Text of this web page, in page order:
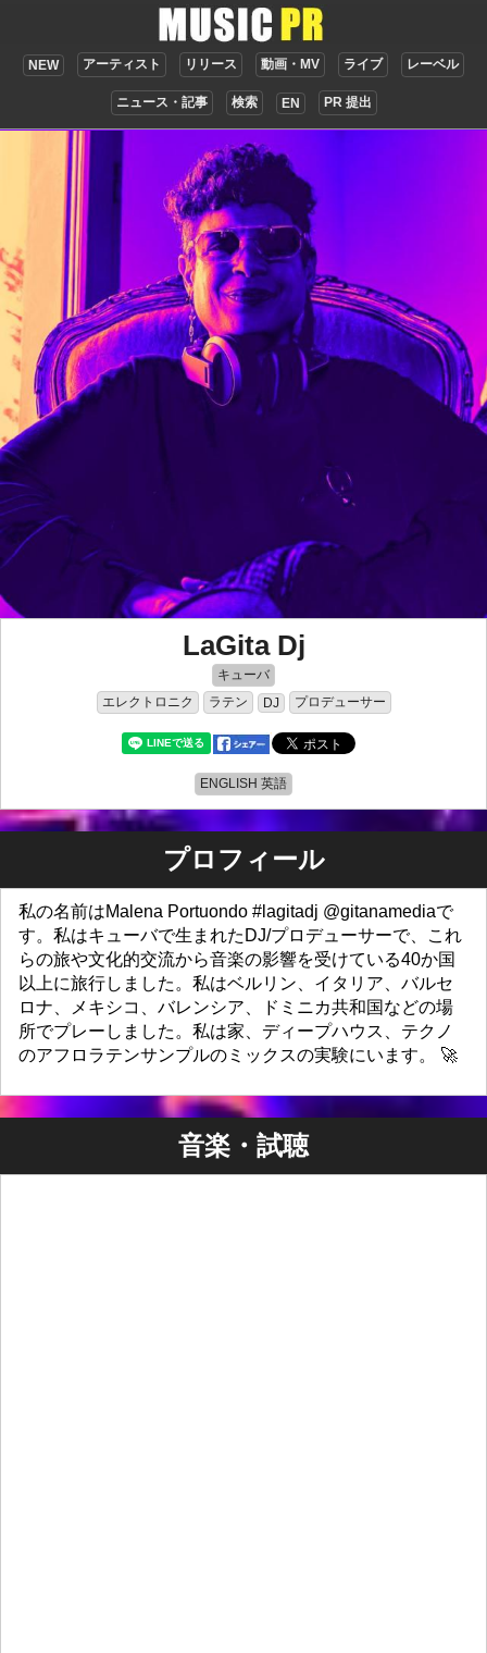
NEW アーティスト リリース 動画・MV ライブ レーベル
ニュース・記事 検索 EN PR 提出
LaGita Dj
キューバ
エレクトロニク
ラテン DJ プロデューサー
ENGLISH 英語
プロフィール
私の名前はMalena Portuondo #lagitadj @gitanamediaで
す。私はキューバで生まれたDJ/プロデューサーで、これ
らの旅や文化的交流から音楽の影響を受けている40か国
以上に旅行しました。私はベルリン、イタリア、バルセ
ロナ、メキシコ、バレンシア、ドミニカ共和国などの場
所でプレーしました。私は家、ディープハウス、テクノ
のアフロラテンサンプルのミックスの実験にいます。 🚀
音楽・試聴